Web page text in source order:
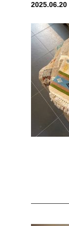
2025.06.20